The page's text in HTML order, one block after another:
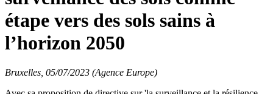
étape vers des sols sains à
l’horizon 2050
Bruxelles, 05/07/2023 (Agence Europe)